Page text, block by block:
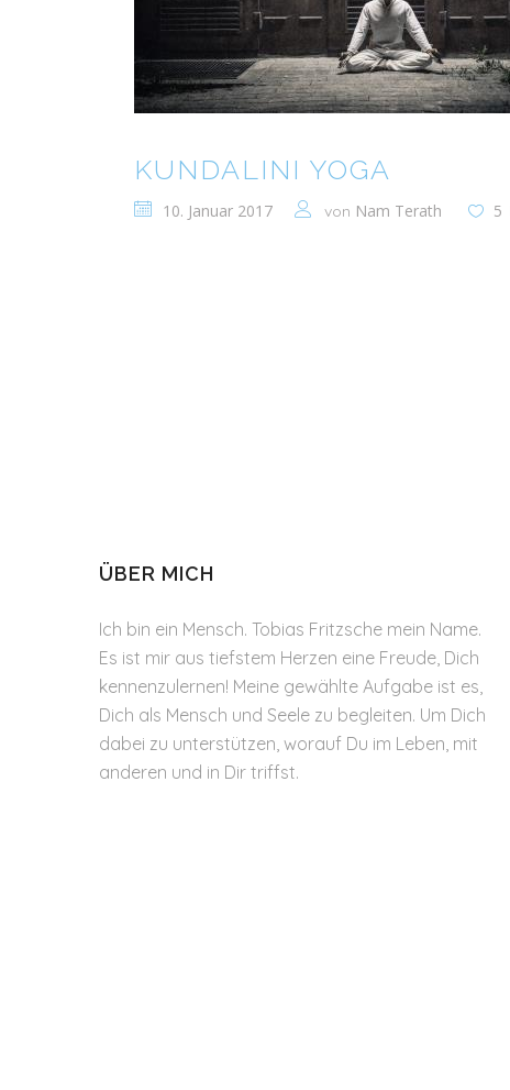
KUNDALINI YOGA
10. Januar 2017 von Nam Terath 5
ÜBER MICH
Ich bin ein Mensch. Tobias Fritzsche mein Name.
Es ist mir aus tiefstem Herzen eine Freude, Dich
kennenzulernen! Meine gewählte Aufgabe ist es,
Dich als Mensch und Seele zu begleiten. Um Dich
dabei zu unterstützen, worauf Du im Leben, mit
anderen und in Dir triffst.